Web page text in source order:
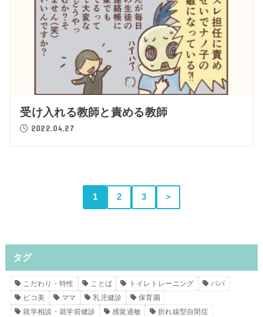
受け入れる教師と責める教師
2022.04.27
1 2 3 ＞
タグ
こだわり・特性 ことば トイレトレーニング
パパ
ピコ美
ママ 乳児健診
保育園
就学相談・就学前健診
感覚過敏
折れ線型自閉症